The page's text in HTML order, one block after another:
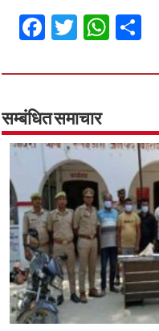
Fa
ce
b
o
o
k
T
wi
tt
er
W
h
at
p
p
सम्बंधित समाचार